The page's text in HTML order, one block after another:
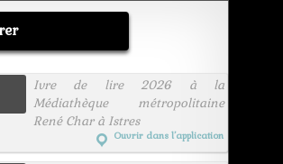
Ivre de lire 2026 à la
Médiathèque métropolitaine
René Char à Istres
Ouvrir dans l’application